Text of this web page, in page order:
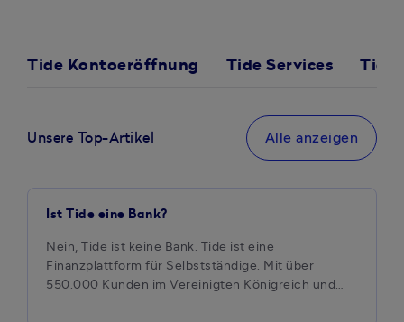
Tide Kontoeröffnung Tide Services Tide
Unsere Top-Artikel Alle anzeigen
Ist Tide eine Bank?
Nein, Tide ist keine Bank. Tide ist eine
Finanzplattform für Selbstständige. Mit über
550.000 Kunden im Vereinigten Königreich und